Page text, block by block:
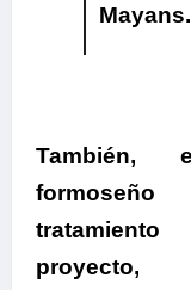
Mayans.
También,
formoseño
tratamiento